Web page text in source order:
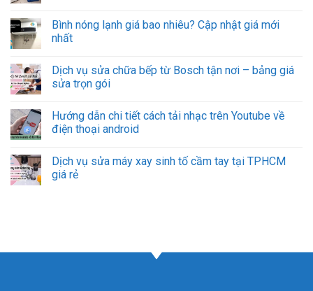
Bình nóng lạnh giá bao nhiêu? Cập nhật giá mới
nhất
Dịch vụ sửa chữa bếp từ Bosch tận nơi – bảng giá
sửa trọn gói
Hướng dẫn chi tiết cách tải nhạc trên Youtube về
điện thoại android
Dịch vụ sửa máy xay sinh tố cầm tay tại TPHCM
giá rẻ